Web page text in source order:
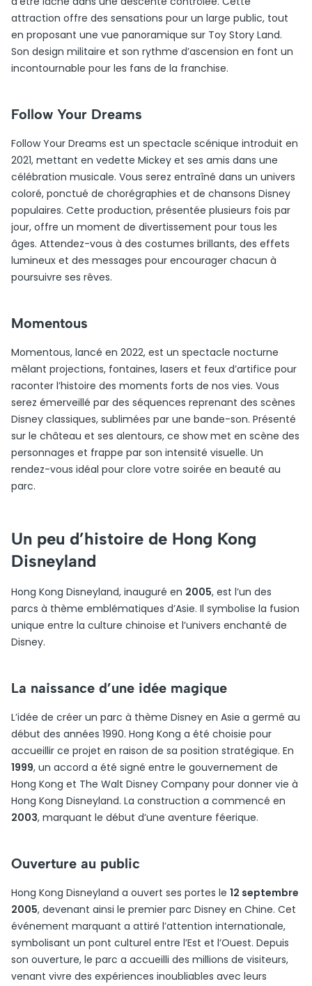
attraction offre des sensations pour un large public, tout
en proposant une vue panoramique sur Toy Story Land.
Son design militaire et son rythme d’ascension en font un
incontournable pour les fans de la franchise.
Follow Your Dreams
Follow Your Dreams est un spectacle scénique introduit en
2021, mettant en vedette Mickey et ses amis dans une
célébration musicale. Vous serez entraîné dans un univers
coloré, ponctué de chorégraphies et de chansons Disney
populaires. Cette production, présentée plusieurs fois par
jour, offre un moment de divertissement pour tous les
âges. Attendez-vous à des costumes brillants, des effets
lumineux et des messages pour encourager chacun à
poursuivre ses rêves.
Momentous
Momentous, lancé en 2022, est un spectacle nocturne
mêlant projections, fontaines, lasers et feux d’artifice pour
raconter l’histoire des moments forts de nos vies. Vous
serez émerveillé par des séquences reprenant des scènes
Disney classiques, sublimées par une bande-son. Présenté
sur le château et ses alentours, ce show met en scène des
personnages et frappe par son intensité visuelle. Un
rendez-vous idéal pour clore votre soirée en beauté au
parc.
Un peu d’histoire de Hong Kong
Disneyland
Hong Kong Disneyland, inauguré en 2005, est l’un des
parcs à thème emblématiques d’Asie. Il symbolise la fusion
unique entre la culture chinoise et l’univers enchanté de
Disney.
La naissance d’une idée magique
L’idée de créer un parc à thème Disney en Asie a germé au
début des années 1990. Hong Kong a été choisie pour
accueillir ce projet en raison de sa position stratégique. En
1999, un accord a été signé entre le gouvernement de
Hong Kong et The Walt Disney Company pour donner vie à
Hong Kong Disneyland. La construction a commencé en
2003, marquant le début d’une aventure féerique.
Ouverture au public
Hong Kong Disneyland a ouvert ses portes le 12 septembre
2005, devenant ainsi le premier parc Disney en Chine. Cet
événement marquant a attiré l’attention internationale,
symbolisant un pont culturel entre l’Est et l’Ouest. Depuis
son ouverture, le parc a accueilli des millions de visiteurs,
venant vivre des expériences inoubliables avec leurs